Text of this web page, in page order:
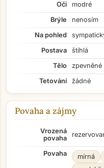
Oči
modré
Brýle
nenosím
Na pohled
Postava
štíhlá
Tělo
zpevněné
Tetování
žádné
Povaha a zájmy
Vrozená
povaha
Povaha mírná